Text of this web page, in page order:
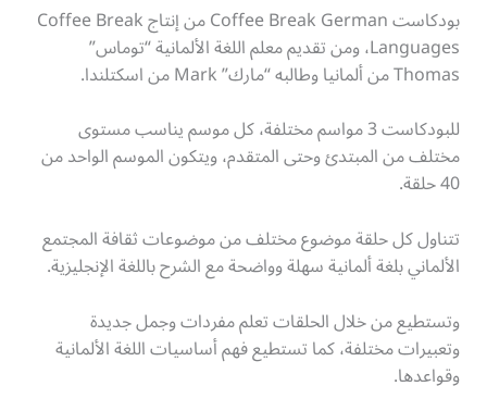
بودكاست Coffee Break German من إنتاج Coffee Break
Languages، ومن تقديم معلم اللغة الألمانية “توماس”
Thomas من ألمانيا وطالبه “مارك” Mark من اسكتلندا.
للبودكاست 3 مواسم مختلفة، كل موسم يناسب مستوى
مختلف من المبتدئ وحتى المتقدم، ويتكون الموسم الواحد من
40 حلقة.
تتناول كل حلقة موضوع مختلف من موضوعات ثقافة المجتمع
الألماني بلغة ألمانية سهلة وواضحة مع الشرح باللغة الإنجليزية.
وتستطيع من خلال الحلقات تعلم مفردات وجمل جديدة
وتعبيرات مختلفة، كما تستطيع فهم أساسيات اللغة الألمانية
وقواعدها.